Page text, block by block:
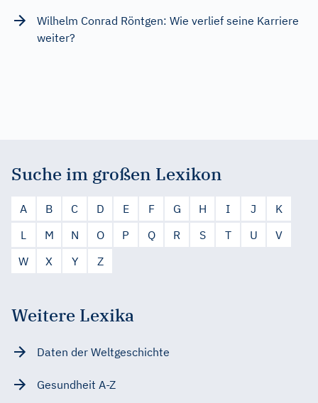
Wilhelm Conrad Röntgen: Wie verlief seine Karriere
weiter?
Suche im großen Lexikon
A B C D E F G H I J
K
L
M N O P Q R S T U
V
W
X Y Z
Weitere Lexika
Daten der Weltgeschichte
Gesundheit A-Z